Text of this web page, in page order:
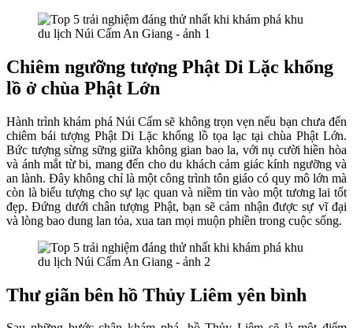
Chiêm ngưỡng tượng Phật Di Lặc khổng
lồ ở chùa Phật Lớn
Hành trình khám phá Núi Cấm sẽ không trọn vẹn nếu bạn chưa đến
chiêm bái tượng Phật Di Lặc khổng lồ tọa lạc tại chùa Phật Lớn.
Bức tượng sừng sững giữa không gian bao la, với nụ cười hiền hòa
và ánh mắt từ bi, mang đến cho du khách cảm giác kính ngưỡng và
an lành. Đây không chỉ là một công trình tôn giáo có quy mô lớn mà
còn là biểu tượng cho sự lạc quan và niềm tin vào một tương lai tốt
đẹp. Đứng dưới chân tượng Phật, bạn sẽ cảm nhận được sự vĩ đại
và lòng bao dung lan tỏa, xua tan mọi muộn phiền trong cuộc sống.
Thư giãn bên hồ Thủy Liêm yên bình